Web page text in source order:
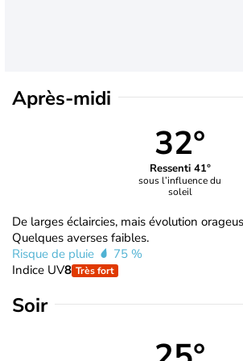
Après-midi
32°
Ressenti 41°
sous l’influence du
soleil
De larges éclaircies, mais évolution
Quelques averses faibles.
Risque de pluie
75 %
Indice UV8 Très fort
Soir